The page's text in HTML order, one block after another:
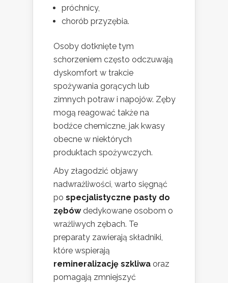
próchnicy,
chorób przyzębia.
Osoby dotknięte tym
schorzeniem często odczuwają
dyskomfort w trakcie
spożywania gorących lub
zimnych potraw i napojów. Zęby
mogą reagować także na
bodźce chemiczne, jak kwasy
obecne w niektórych
produktach spożywczych.
Aby złagodzić objawy
nadwrażliwości, warto sięgnąć
po specjalistyczne pasty do
zębówdedykowane osobom o
wrażliwych zębach. Te
preparaty zawierają składniki,
które wspierają
remineralizację szkliwa oraz
pomagają zmniejszyć